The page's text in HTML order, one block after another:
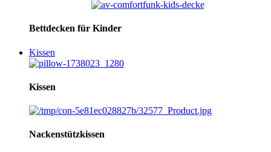
Bettdecken für Kinder
Kissen
Kissen
Nackenstützkissen